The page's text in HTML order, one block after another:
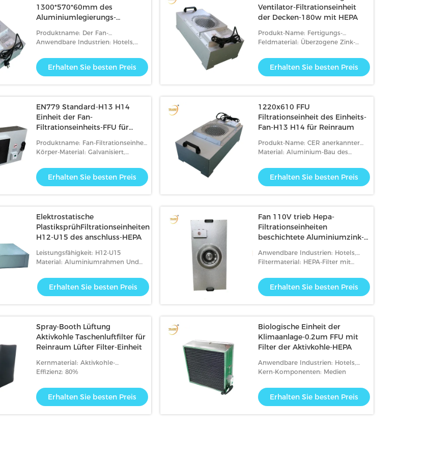
1300*570*60mm des
Aluminiumlegierungs-
Produktname: Der Fan-
Filtrationseinheit FFU Tianrui Hepa
Anwendbare Industrien: Hotels,
Geschäfte, Produktionsanlage,
Maschinerie-Reparaturwerkstätten
Erhalten Sie besten Preis
Ventilator-Filtrationseinheit
der Decken-180w mit HEPA
Produkt-Name: Fertigungs-
Höchstgrenze- der
Filtrationseinheit mit Hepa
Feldmaterial: Überzogene Zink-
Erhalten Sie besten Preis
EN779 Standard-H13 H14
Einheit der Fan-
Filtrationseinheits-FFU für
Produktname: Fan-Filtrationseinheit
FFU H13 H14 für Reinraum
Körper-Material: Galvanisiert,
Erhalten Sie besten Preis
1220x610 FFU
Filtrationseinheit des Einheits-
Fan-H13 H14 für Reinraum
Produkt-Name: CER anerkannter
Cleanroom FFU 1220 x 610 Fan-
Material: Aluminium-Bau des
Erhalten Sie besten Preis
Elektrostatische
PlastiksprühFiltrationseinheiten
H12-U15 des anschluss-HEPA
Leistungsfähigkeit: H12-U15
Material: Aluminiumrahmen Und
Erhalten Sie besten Preis
Fan 110V trieb Hepa-
Filtrationseinheiten
beschichtete Aluminiumzink-
Anwendbare Industrien: Hotels,
Kleidergeschäfte, Baumaterial-
Maschinerie-Reparaturwerkstätten
Filtermaterial: HEPA-Filter mit
Erhalten Sie besten Preis
Spray-Booth Lüftung
Aktivkohle Taschenluftfilter für
Reinraum Lüfter Filter-Einheit
Kernmaterial: Aktivkohle-
Baumwolle
Effizienz: 80%
Erhalten Sie besten Preis
Biologische Einheit der
Klimaanlage-0.2um FFU mit
Filter der Aktivkohle-HEPA
Anwendbare Industrien: Hotels,
Kleidergeschäfte, Baumaterial-
Maschinerie-Reparaturwerkstätten
Kern-Komponenten: Medien
Erhalten Sie besten Preis